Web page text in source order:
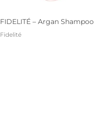
FIDELITÉ – Argan Shampoo
Fidelité